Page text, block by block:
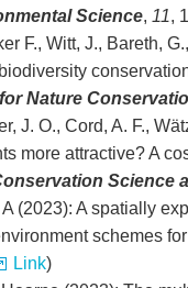
Science, 11,
F., Witt, J., Bareth,
Nature
J. O., Cord, A. F.,
more attractive? A
Science
A (2023): A spatially
schemes
Link)